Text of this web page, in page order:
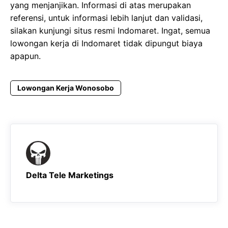
yang menjanjikan. Informasi di atas merupakan
referensi, untuk informasi lebih lanjut dan validasi,
silakan kunjungi situs resmi Indomaret. Ingat, semua
lowongan kerja di Indomaret tidak dipungut biaya
apapun.
Lowongan Kerja Wonosobo
Delta Tele Marketings